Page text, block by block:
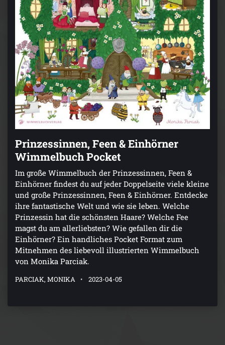
Prinzessinnen, Feen & Einhörner
Wimmelbuch Pocket
Im große Wimmelbuch der Prinzessinnen, Feen &
Einhörner findest du auf jeder Doppelseite viele kleine
und große Prinzessinnen, Feen & Einhörner. Entdecke
ihre fantastische Welt und wie sie leben. Welche
Prinzessin hat die schönsten Haare? Welche Fee
magst du am allerliebsten? Wie gefallen dir die
Einhörner? Ein handliches Pocket Format zum
Mitnehmen des liebevoll illustrierten Wimmelbuch
von Monika Parciak.
PARCIAK, MONIKA 2023-04-05